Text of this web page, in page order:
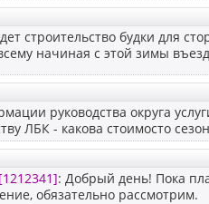
строительство будки для
начиная с этой зимы
руководства округа
ЛБК - какова стоимосто
[1212341]: Добрый день! Пока
обязательно рассмотрим.